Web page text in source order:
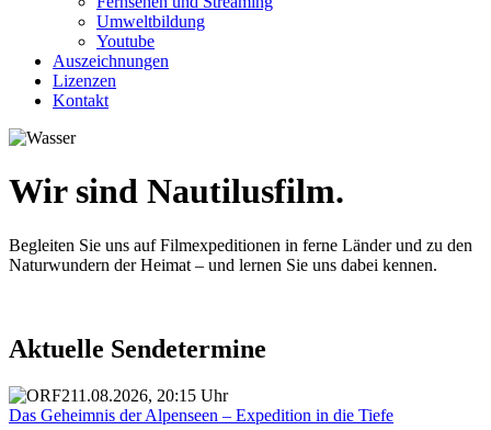
Umweltbildung
Youtube
Auszeichnungen
Lizenzen
Kontakt
Wir sind Nautilusfilm.
Begleiten Sie uns auf Filmexpeditionen in ferne Länder und zu den
Naturwundern der Heimat – und lernen Sie uns dabei kennen.
Aktuelle Sendetermine
11.08.2026, 20:15 Uhr
Das Geheimnis der Alpenseen – Expedition in die Tiefe